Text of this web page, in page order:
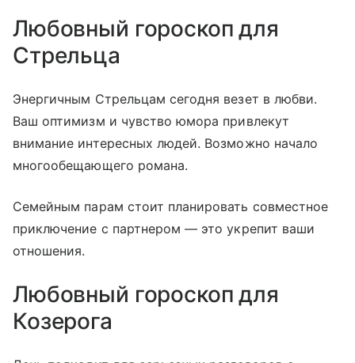
Любовный гороскоп для
Стрельца
Энергичным Стрельцам сегодня везет в любви.
Ваш оптимизм и чувство юмора привлекут
внимание интересных людей. Возможно начало
многообещающего романа.
Семейным парам стоит планировать совместное
приключение с партнером — это укрепит ваши
отношения.
Любовный гороскоп для
Козерога